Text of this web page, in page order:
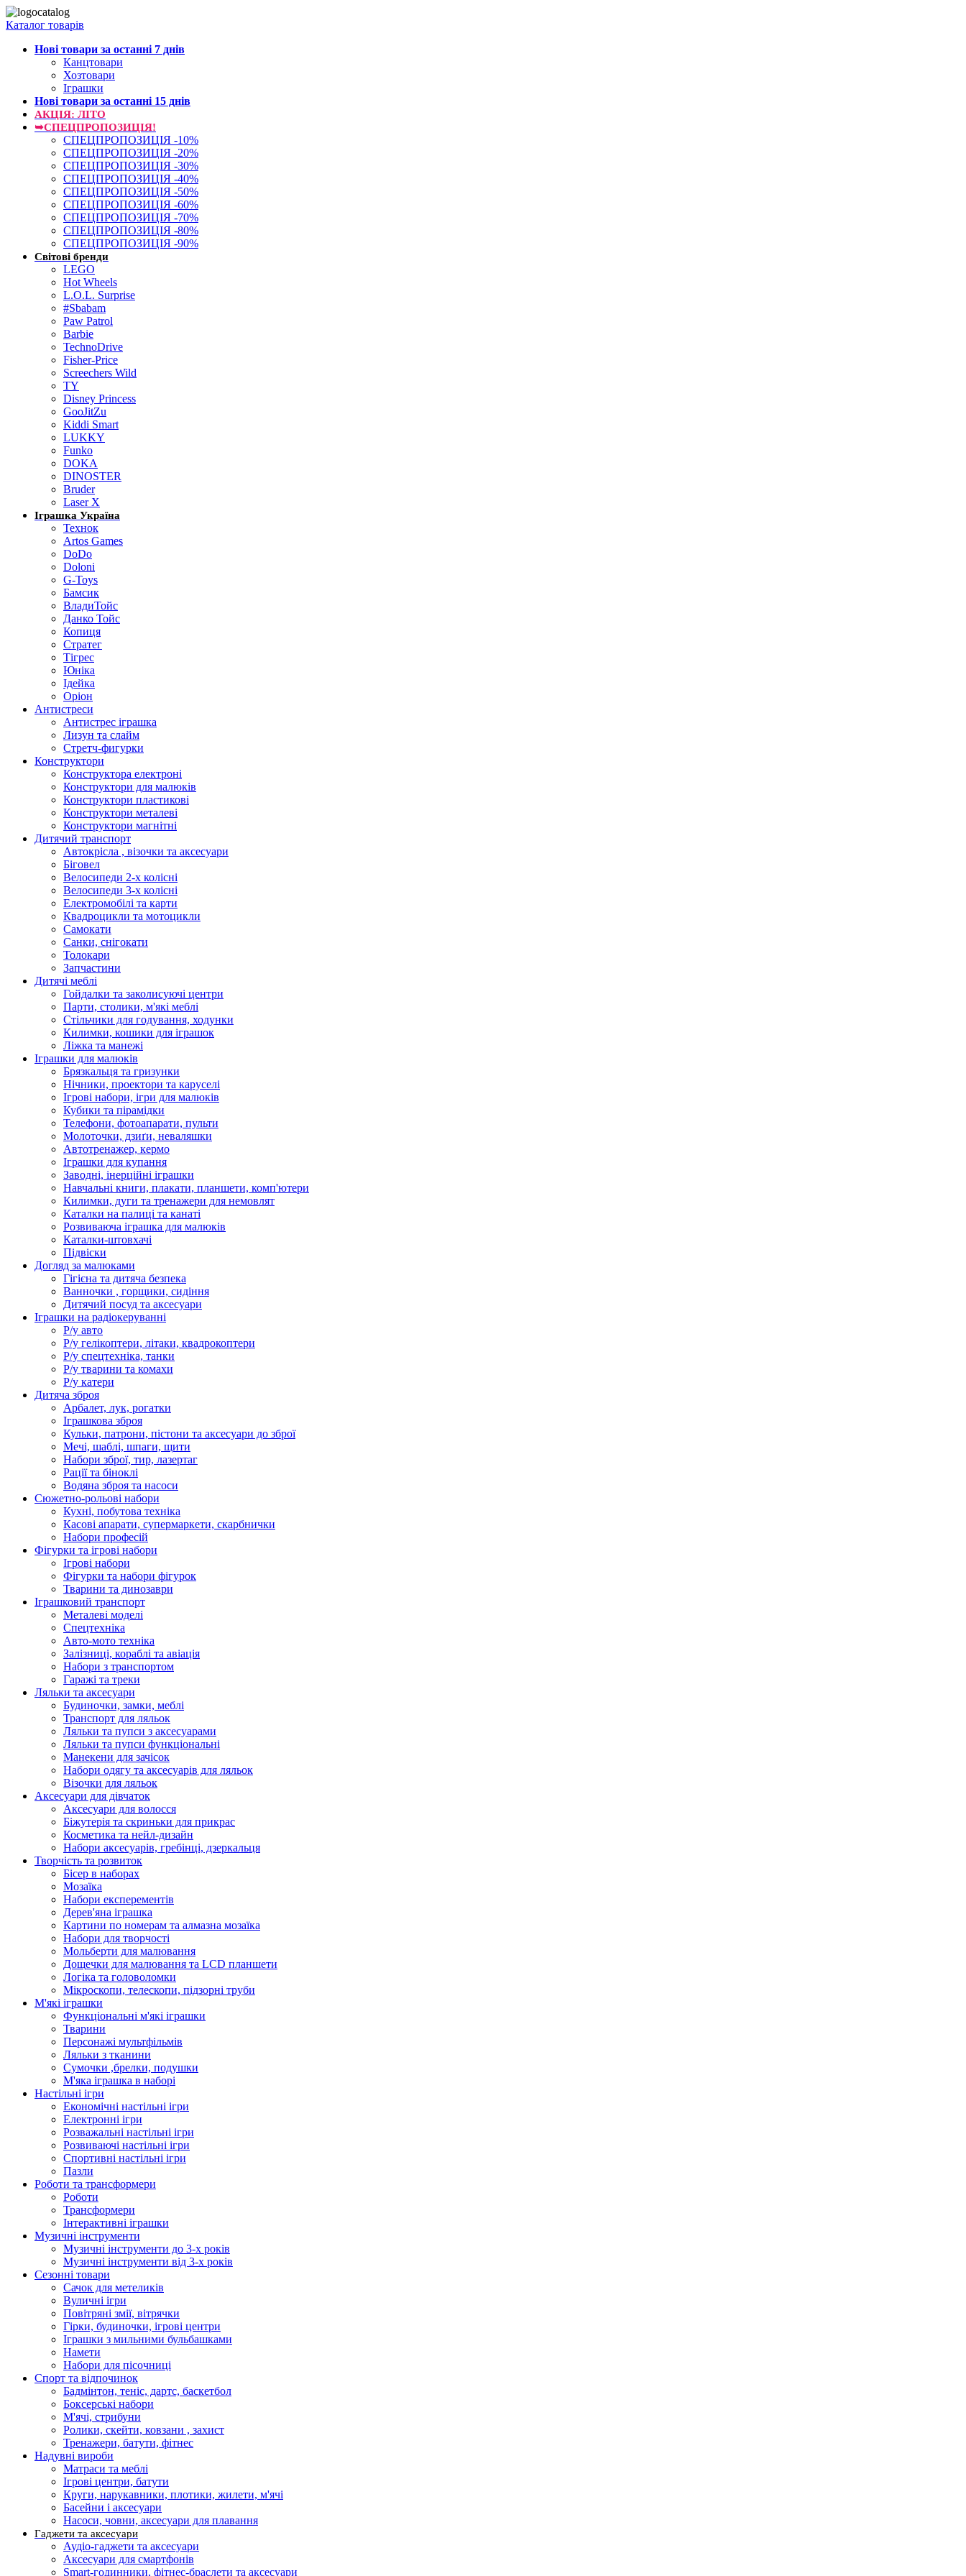
Каталог товарів
Нові товари за останнi 7 днiв
Канцтовари
Хозтовари
Іграшки
Нові товари за останнi 15 днiв
АКЦІЯ: ЛІТО
➥СПЕЦПРОПОЗИЦІЯ!
СПЕЦПРОПОЗИЦІЯ -10%
СПЕЦПРОПОЗИЦІЯ -20%
СПЕЦПРОПОЗИЦІЯ -30%
СПЕЦПРОПОЗИЦІЯ -40%
СПЕЦПРОПОЗИЦІЯ -50%
СПЕЦПРОПОЗИЦІЯ -60%
СПЕЦПРОПОЗИЦІЯ -70%
СПЕЦПРОПОЗИЦІЯ -80%
СПЕЦПРОПОЗИЦІЯ -90%
Світові бренди
LEGO
Hot Wheels
L.O.L. Surprise
#Sbabam
Paw Patrol
Barbie
TechnoDrive
Fisher-Price
Screechers Wild
TY
Disney Princess
GooJitZu
Kiddi Smart
LUKKY
Funko
DOKA
DINOSTER
Bruder
Laser X
Іграшка Україна
Технок
Artos Games
DoDo
Doloni
G-Toys
Бамсик
ВладиТойс
Данко Тойс
Копиця
Стратег
Тігрес
Юніка
Ідейка
Оріон
Антистреси
Антистрес іграшка
Лизун та слайм
Стретч-фигурки
Конструктори
Конструктора електроні
Конструктори для малюків
Конструктори пластикові
Конструктори металеві
Конструктори магнітні
Дитячий транспорт
Автокрісла , візочки та аксесуари
Біговел
Велосипеди 2-х колісні
Велосипеди 3-х колісні
Електромобілі та карти
Квадроцикли та мотоцикли
Самокати
Санки, снігокати
Толокари
Запчастини
Дитячі меблі
Гойдалки та заколисуючі центри
Парти, столики, м'які меблі
Стільчики для годування, ходунки
Килимки, кошики для іграшок
Ліжка та манежі
Іграшки для малюків
Брязкальця та гризунки
Нічники, проектори та каруселі
Ігрові набори, ігри для малюків
Кубики та пірамідки
Телефони, фотоапарати, пульти
Молоточки, дзиґи, неваляшки
Автотренажер, кермо
Іграшки для купання
Заводні, інерційні іграшки
Навчальні книги, плакати, планшети, комп'ютери
Килимки, дуги та тренажери для немовлят
Каталки на палиці та канаті
Розвиваюча іграшка для малюків
Каталки-штовхачі
Підвіски
Догляд за малюками
Гігієна та дитяча безпека
Ванночки , горщики, сидіння
Дитячий посуд та аксесуари
Іграшки на радіокеруванні
Р/у авто
Р/у гелікоптери, літаки, квадрокоптери
Р/у спецтехніка, танки
Р/у тварини та комахи
Р/у катери
Дитяча зброя
Арбалет, лук, рогатки
Іграшкова зброя
Кульки, патрони, пістони та аксесуари до зброї
Мечі, шаблі, шпаги, щити
Набори зброї, тир, лазертаг
Рації та біноклі
Водяна зброя та насоси
Сюжетно-рольові набори
Кухні, побутова техніка
Касові апарати, супермаркети, скарбнички
Набори професій
Фігурки та ігрові набори
Ігрові набори
Фігурки та набори фігурок
Тварини та динозаври
Іграшковий транспорт
Металеві моделі
Спецтехніка
Авто-мото техніка
Залізниці, кораблі та авіація
Набори з транспортом
Гаражі та треки
Ляльки та аксесуари
Будиночки, замки, меблі
Транспорт для ляльок
Ляльки та пупси з аксесуарами
Ляльки та пупси функціональні
Манекени для зачісок
Набори одягу та аксесуарів для ляльок
Візочки для ляльок
Аксесуари для дівчаток
Аксесуари для волосся
Біжутерія та скриньки для прикрас
Косметика та нейл-дизайн
Набори аксесуарів, гребінці, дзеркальця
Творчість та розвиток
Бісер в наборах
Мозаїка
Набори експерементів
Дерев'яна іграшка
Картини по номерам та алмазна мозаїка
Набори для творчості
Мольберти для малювання
Дощечки для малювання та LCD планшети
Логіка та головоломки
Мікроскопи, телескопи, підзорні труби
М'які іграшки
Функціональні м'які іграшки
Тварини
Персонажі мультфільмів
Ляльки з тканини
Сумочки ,брелки, подушки
М'яка іграшка в наборі
Настільні ігри
Економічні настільні ігри
Електронні ігри
Розважальні настільні ігри
Розвиваючі настільні ігри
Спортивні настільні ігри
Пазли
Роботи та трансформери
Роботи
Трансформери
Інтерактивні іграшки
Музичні інструменти
Музичні інструменти до 3-х років
Музичні інструменти від 3-х років
Сезонні товари
Сачок для метеликів
Вуличні ігри
Повітряні змії, вітрячки
Гірки, будиночки, ігрові центри
Іграшки з мильними бульбашками
Намети
Набори для пісочниці
Спорт та відпочинок
Бадмінтон, теніс, дартс, баскетбол
Боксерські набори
М'ячі, стрибуни
Ролики, скейти, ковзани , захист
Тренажери, батути, фітнес
Надувні вироби
Матраси та меблі
Ігрові центри, батути
Круги, нарукавники, плотики, жилети, м'ячі
Басейни і аксесуари
Насоси, човни, аксесуари для плавання
Гаджети та аксесуари
Аудіо-гаджети та аксесуари
Аксесуари для смартфонів
Smart-годинники, фітнес-браслети та аксесуари